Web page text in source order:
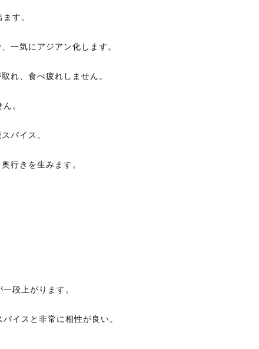
す。
一気にアジアン化します。
れ、食べ疲れしません。
。
パイス。
行きを生みます。
段上がります。
イスと非常に相性が良い。